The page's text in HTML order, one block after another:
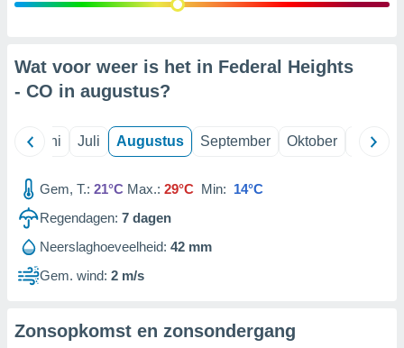
Wat voor weer is het in Federal Heights
- CO in augustus?
Juni Juli Augustus September Oktober
Gem, T.: 21°C Max.: 29°C Min: 14°C
Regendagen: 7 dagen
Neerslaghoeveelheid: 42 mm
Gem. wind: 2 m/s
Zonsopkomst en zonsondergang